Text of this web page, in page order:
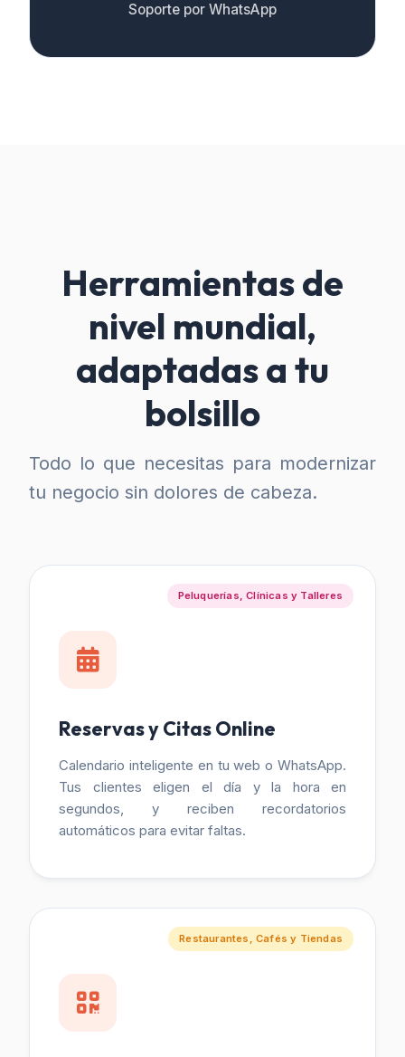
Soporte por WhatsApp
Herramientas de
nivel mundial,
adaptadas a tu
bolsillo
Todo lo que necesitas para modernizar
tu negocio sin dolores de cabeza.
Peluquerías, Clínicas y Talleres
Reservas y Citas Online
Calendario inteligente en tu web o WhatsApp.
Tus clientes eligen el día y la hora en
segundos, y reciben recordatorios
automáticos para evitar faltas.
Restaurantes, Cafés y Tiendas